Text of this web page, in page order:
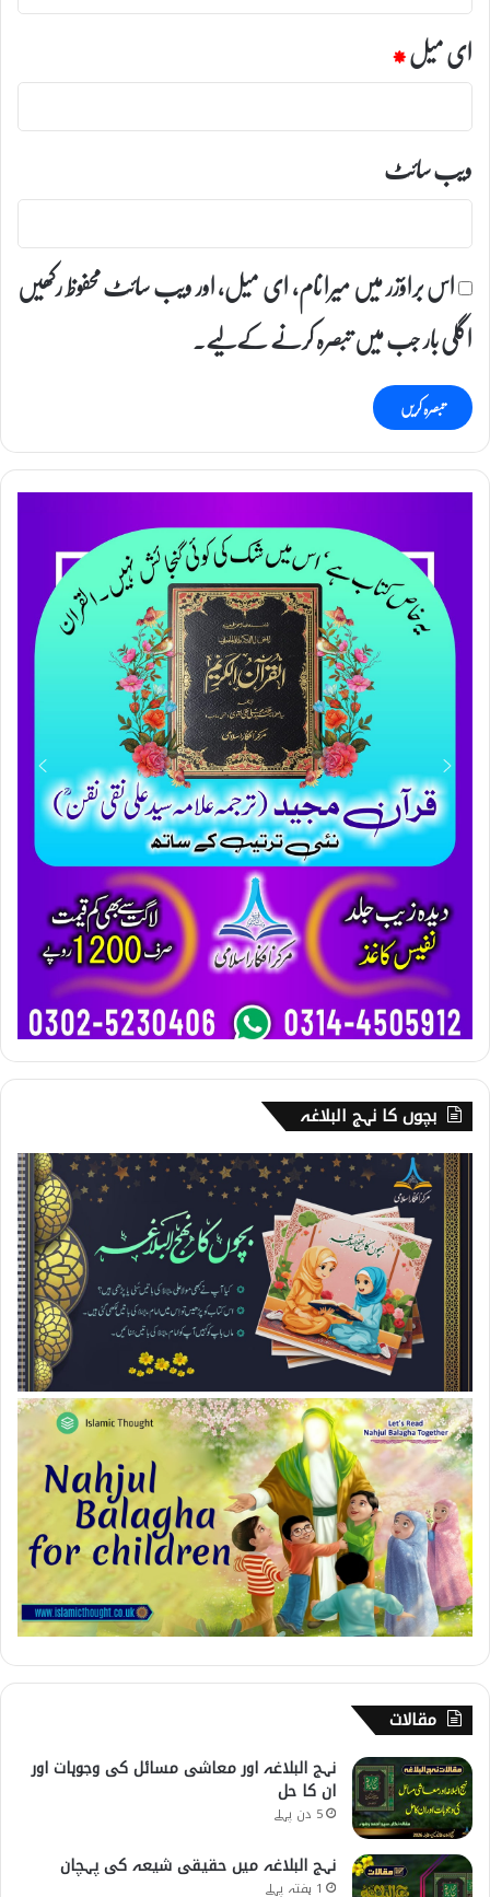
ای میل*
ویب‌ سائٹ
اس براؤزر میں میرا نام، ای میل، اور ویب سائٹ محفوظ رکھیں
اگلی بار جب میں تبصرہ کرنے کےلیے۔
بچوں کا نہج البلاغہ
مقالات
نہج البلاغہ اور معاشی مسائل کی وجوہات اور
ان کا حل
5 دن پہلے
نہج البلاغہ میں حقیقی شیعہ کی پہچان
1 ہفتہ پہلے